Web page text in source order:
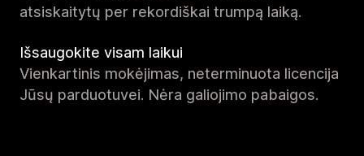
atsiskaitytų per rekordiškai trumpą laiką.
Išsaugokite visam laikui
Vienkartinis mokėjimas, neterminuota licencija
Jūsų parduotuvei. Nėra galiojimo pabaigos.